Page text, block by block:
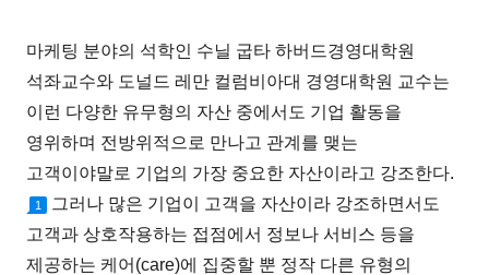
마케팅 분야의 석학인 수닐 굽타 하버드경영대학원
석좌교수와 도널드 레만 컬럼비아대 경영대학원 교수는
이런 다양한 유무형의 자산 중에서도 기업 활동을
영위하며 전방위적으로 만나고 관계를 맺는
고객이야말로 기업의 가장 중요한 자산이라고 강조한다.
1
그러나 많은 기업이 고객을 자산이라 강조하면서도
고객과 상호작용하는 접점에서 정보나 서비스 등을
제공하는 케어(care)에 집중할 뿐 정작 다른 유형의